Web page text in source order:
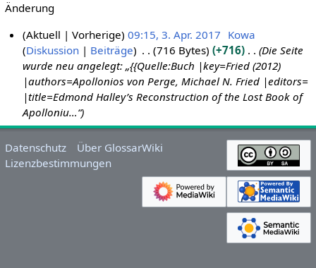
Änderung
i
l
2
Aktuell Vorherige 09:15, 3. Apr. 2017 Kowa
Diskussion
Beiträge 716 Bytes +716
Die Seite
wurde neu angelegt: „{{Quelle:Buch |key=Fried (2012)
|authors=Apollonios von Perge, Michael N. Fried |editors=
|title=Edmond Halley’s Reconstruction of the Lost Book of
Apolloniu…“
Datenschutz
Über GlossarWiki
Lizenzbestimmungen